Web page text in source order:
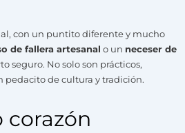
con un puntito diferente y mucho
de fallera artesanal o un neceser de
seguro. No solo son prácticos,
de cultura y tradición.
corazón